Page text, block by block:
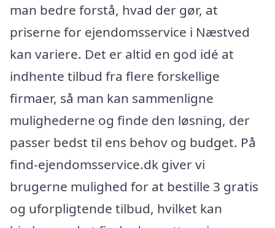
man bedre forstå, hvad der gør, at
priserne for ejendomsservice i Næstved
kan variere. Det er altid en god idé at
indhente tilbud fra flere forskellige
firmaer, så man kan sammenligne
mulighederne og finde den løsning, der
passer bedst til ens behov og budget. På
find-ejendomsservice.dk giver vi
brugerne mulighed for at bestille 3 gratis
og uforpligtende tilbud, hvilket kan